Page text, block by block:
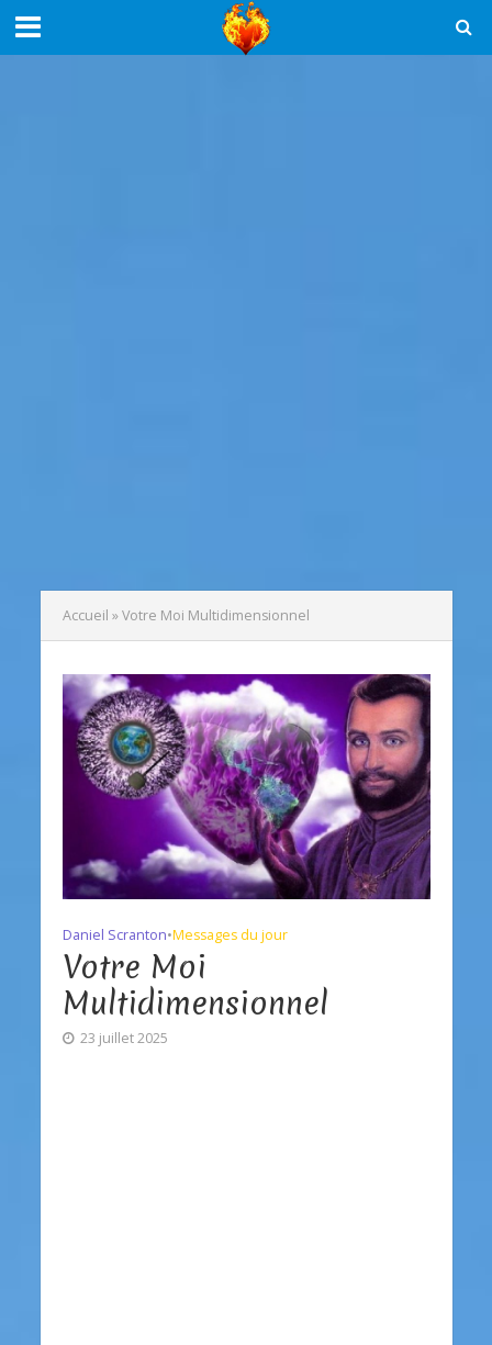
Accueil »Votre Moi Multidimensionnel
Daniel Scranton•Messages du jour
Votre Moi
Multidimensionnel
23 juillet 2025